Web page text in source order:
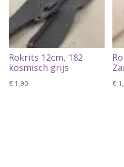
Rokrits 12cm, 182
kosmisch grijs
€1,90 €